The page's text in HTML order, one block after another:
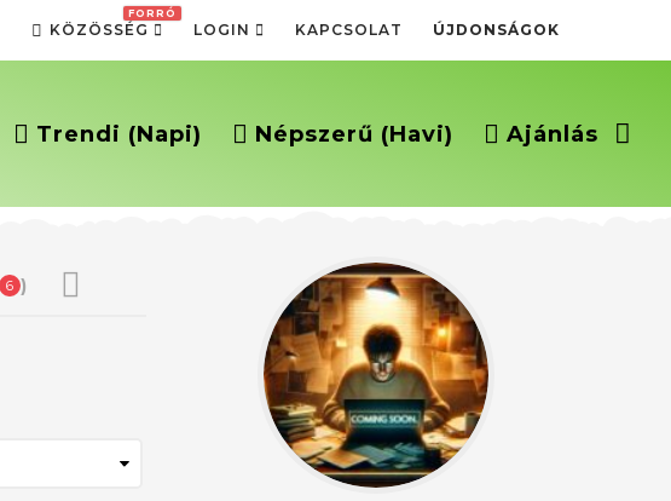
KÖZÖSSÉG
FORRÓ
LOGIN KAPCSOLAT ÚJDONSÁGOK
Trendi (napi) Népszerű (havi) Ajánlás
6 )